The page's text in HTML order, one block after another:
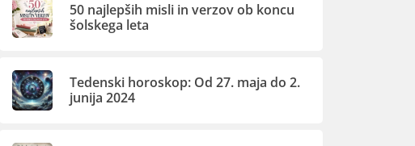
50 najlepših misli in verzov ob koncu
šolskega leta
Tedenski horoskop: Od 27. maja do 2.
junija 2024